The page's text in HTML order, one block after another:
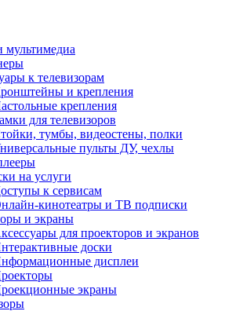
мультимедиа
к телевизорам
и крепления
крепления
для телевизоров
тумбы, видеостены, полки
пульты ДУ, чехлы
на услуги
к сервисам
кинотеатры и ТВ подписки
и экраны
для проекторов и экранов
доски
дисплеи
экраны